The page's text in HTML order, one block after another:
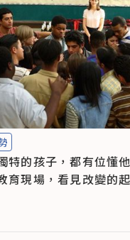
特的孩子，都有位懂
育現場，看見改變的